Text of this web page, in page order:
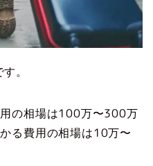
。
の相場は100万〜300万
る費用の相場は10万〜